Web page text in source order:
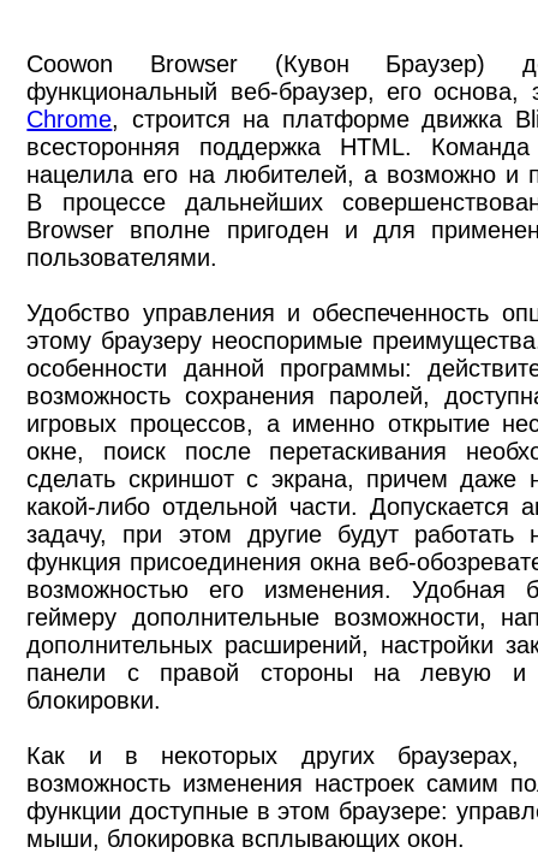
Coowon Browser (Кувон Браузер)
функциональный веб-браузер, его
Chrome, строится на платформе движка
всесторонняя поддержка HTML. Команда
нацелила его на любителей, а возможно и
В процессе дальнейших
Browser вполне пригоден и для
пользователями.
Удобство управления и обеспеченность
этому браузеру неоспоримые
особенности данной программы:
возможность сохранения паролей,
игровых процессов, а именно открытие
окне, поиск после перетаскивания
сделать скриншот с экрана, причем даже
какой-либо отдельной части. Допускается
задачу, при этом другие будут работать
функция присоединения окна веб-
возможностью его изменения. Удобная
геймеру дополнительные возможности,
дополнительных расширений, настройки
панели с правой стороны на левую и
блокировки.
Как и в некоторых других браузерах,
возможность изменения настроек самим
функции доступные в этом браузере:
мыши, блокировка всплывающих окон.